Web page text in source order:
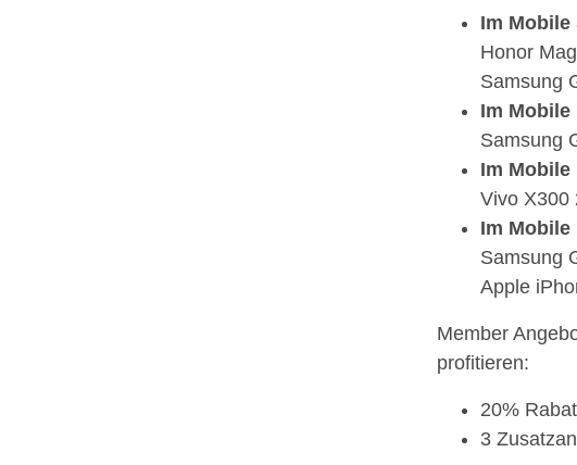
Im Mobile
Honor
Samsung
Im Mobile
Samsung
Im
Vivo X300
Im
Samsung
Apple
Member
profitieren:
20%
3